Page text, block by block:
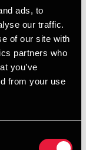
ads, to
our traffic.
of our site with
partners who
you’ve
from your use
til borgere
også for unge i
efter SU-
3,51 kr.